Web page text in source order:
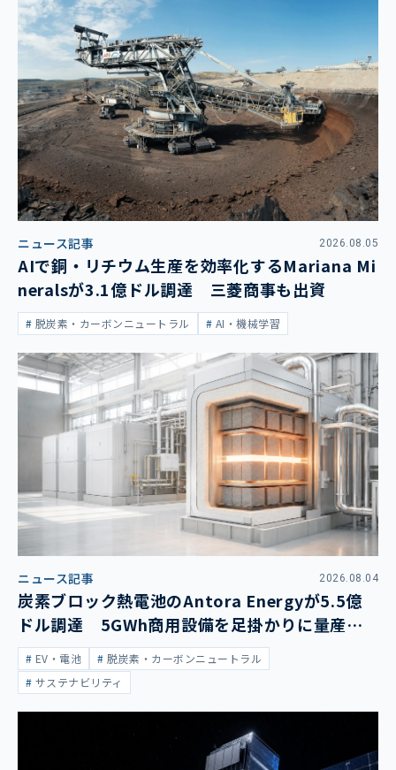
ニュース記事 2026.08.05
AIで銅・リチウム生産を効率化するMariana Mi
neralsが3.1億ドル調達 三菱商事も出資
脱炭素・カーボンニュートラル AI・機械学習
ニュース記事 2026.08.04
炭素ブロック熱電池のAntora Energyが5.5億
ドル調達 5GWh商用設備を足掛かりに量産拡
大EV・電池
脱炭素・カーボンニュートラル
サステナビリティ